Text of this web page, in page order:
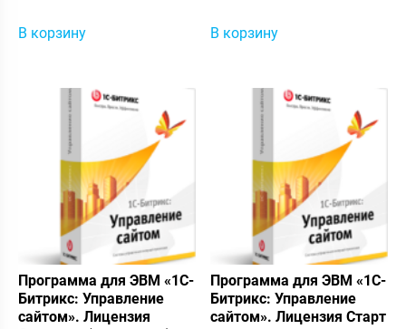
В корзину В корзину
Программа для ЭВМ «1С-
Битрикс: Управление
сайтом». Лицензия
Программа для ЭВМ «1С-
Битрикс: Управление
сайтом». Лицензия Старт